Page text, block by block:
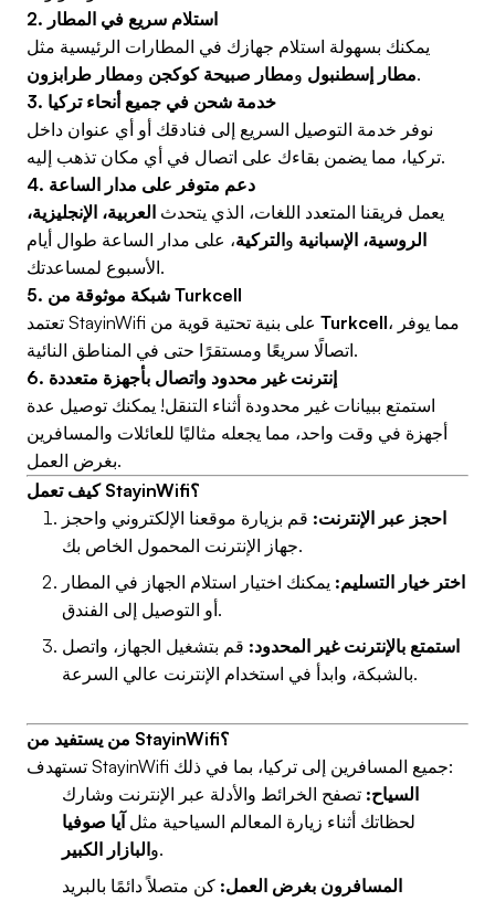
2. استلام سريع في المطار
يمكنك بسهولة استلام جهازك في المطارات الرئيسية مثل
مطار إسطنبول ومطار صبيحة كوكجن ومطار طرابزون
.
3. خدمة شحن في جميع أنحاء تركيا
نوفر خدمة التوصيل السريع إلى فنادقك أو أي عنوان داخل
تركيا، مما يضمن بقاءك على اتصال في أي مكان تذهب إليه.
4. دعم متوفر على مدار الساعة
يعمل فريقنا المتعدد اللغات، الذي يتحدث العربية، الإنجليزية،
الروسية، الإسبانية والتركية، على مدار الساعة طوال أيام
الأسبوع لمساعدتك.
5. شبكة موثوقة من Turkcell
Turkcell، مما يوفر
اتصالًا سريعًا ومستقرًا حتى في المناطق النائية.
6. إنترنت غير محدود واتصال بأجهزة متعددة
استمتع ببيانات غير محدودة أثناء التنقل! يمكنك توصيل عدة
أجهزة في وقت واحد، مما يجعله مثاليًا للعائلات والمسافرين
بغرض العمل.
كيف تعمل StayinWifi؟
احجز عبر الإنترنت: قم بزيارة موقعنا الإلكتروني واحجز
جهاز الإنترنت المحمول الخاص بك.
اختر خيار التسليم: يمكنك اختيار استلام الجهاز في المطار
أو التوصيل إلى الفندق.
استمتع بالإنترنت غير المحدود: قم بتشغيل الجهاز، واتصل
بالشبكة، وابدأ في استخدام الإنترنت عالي السرعة.
من يستفيد من StayinWifi؟
تستهدف StayinWifi جميع المسافرين إلى تركيا، بما في ذلك:
السياح: تصفح الخرائط والأدلة عبر الإنترنت وشارك
لحظاتك أثناء زيارة المعالم السياحية مثل آيا صوفيا
والبازار الكبير .
المسافرون بغرض العمل: كن متصلاً دائمًا بالبريد